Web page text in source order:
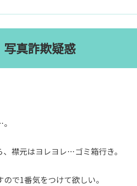
写真詐欺疑惑
襟元はヨレヨレ…ゴミ箱行き。
で1番気をつけて欲しい。